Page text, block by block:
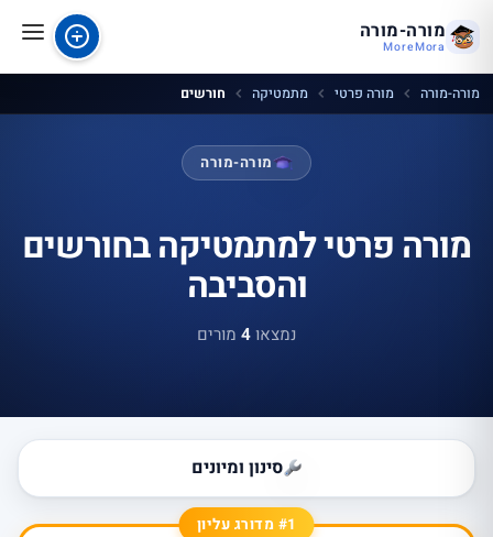
מורה-מורה
MoreMora
מורה-מורה מורה פרטי מתמטיקה חורשים
מורה-מורה
מורה פרטי למתמטיקה בחורשים
והסביבה
נמצאו4 מורים
סינון ומיונים
#1 מדורג עליון